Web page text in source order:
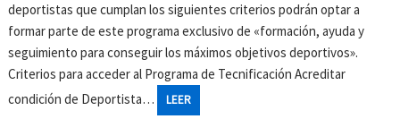
deportistas que cumplan los siguientes criterios podrán optar a
formar parte de este programa exclusivo de «formación, ayuda y
seguimiento para conseguir los máximos objetivos deportivos».
Criterios para acceder al Programa de Tecnificación Acreditar
condición de Deportista…
LEER